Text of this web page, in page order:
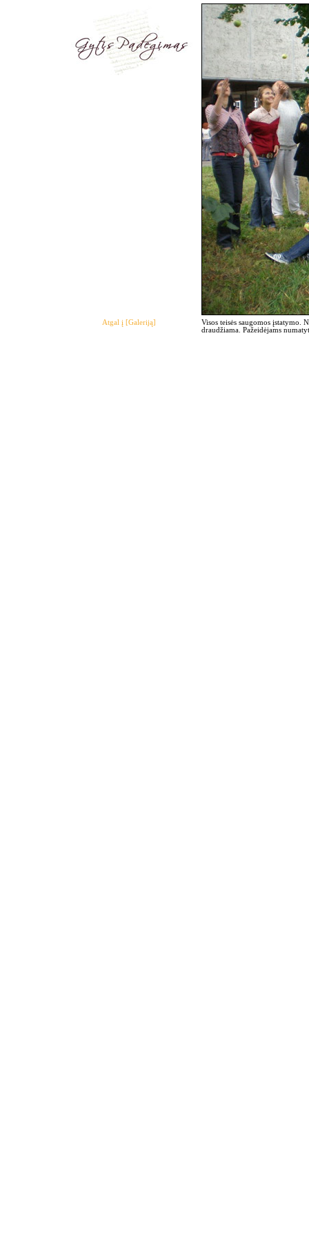
Atgal į [Galeriją]
Visos teisės saugomos
draudžiama. Pažeidėjams